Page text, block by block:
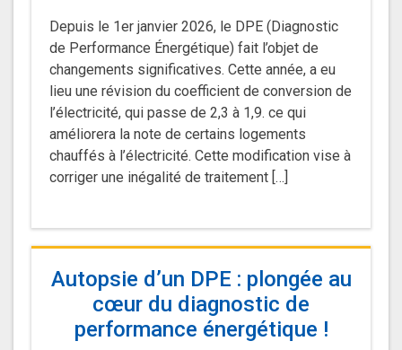
Depuis le 1er janvier 2026, le DPE (Diagnostic
de Performance Énergétique) fait l’objet de
changements significatives. Cette année, a eu
lieu une révision du coefficient de conversion de
l’électricité, qui passe de 2,3 à 1,9. ce qui
améliorera la note de certains logements
chauffés à l’électricité. Cette modification vise à
corriger une inégalité de traitement […]
Autopsie d’un DPE : plongée au
cœur du diagnostic de
performance énergétique !